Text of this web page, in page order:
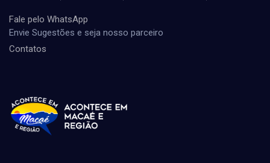
Fale pelo WhatsApp
Envie Sugestões e seja nosso parceiro
Contatos